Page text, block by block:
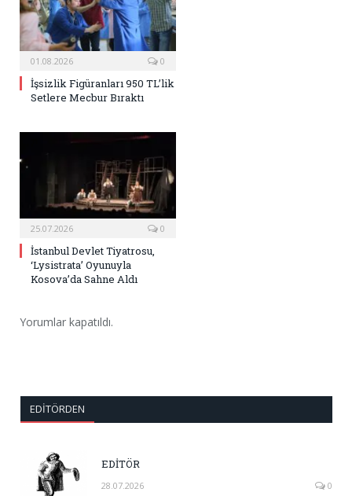
01.08.2026 0
İşsizlik Figüranları 950 TL’lik
Setlere Mecbur Bıraktı
25.07.2026 0
İstanbul Devlet Tiyatrosu,
‘Lysistrata’ Oyunuyla
Kosova’da Sahne Aldı
Yorumlar kapatıldı.
EDITÖRDEN
EDİTÖR
28.07.2026 0